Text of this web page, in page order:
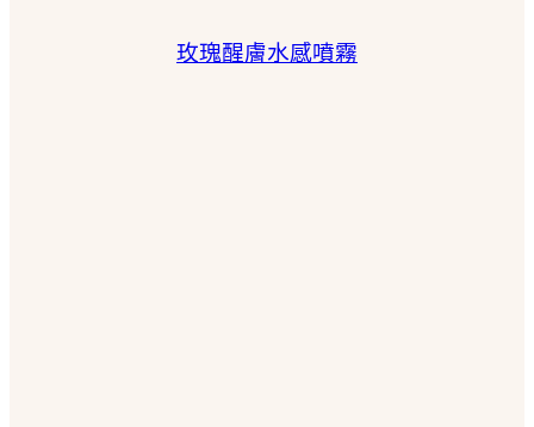
玫瑰醒膚水感噴霧